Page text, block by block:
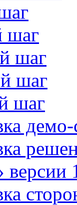
шаг
шаг
шаг
шаг